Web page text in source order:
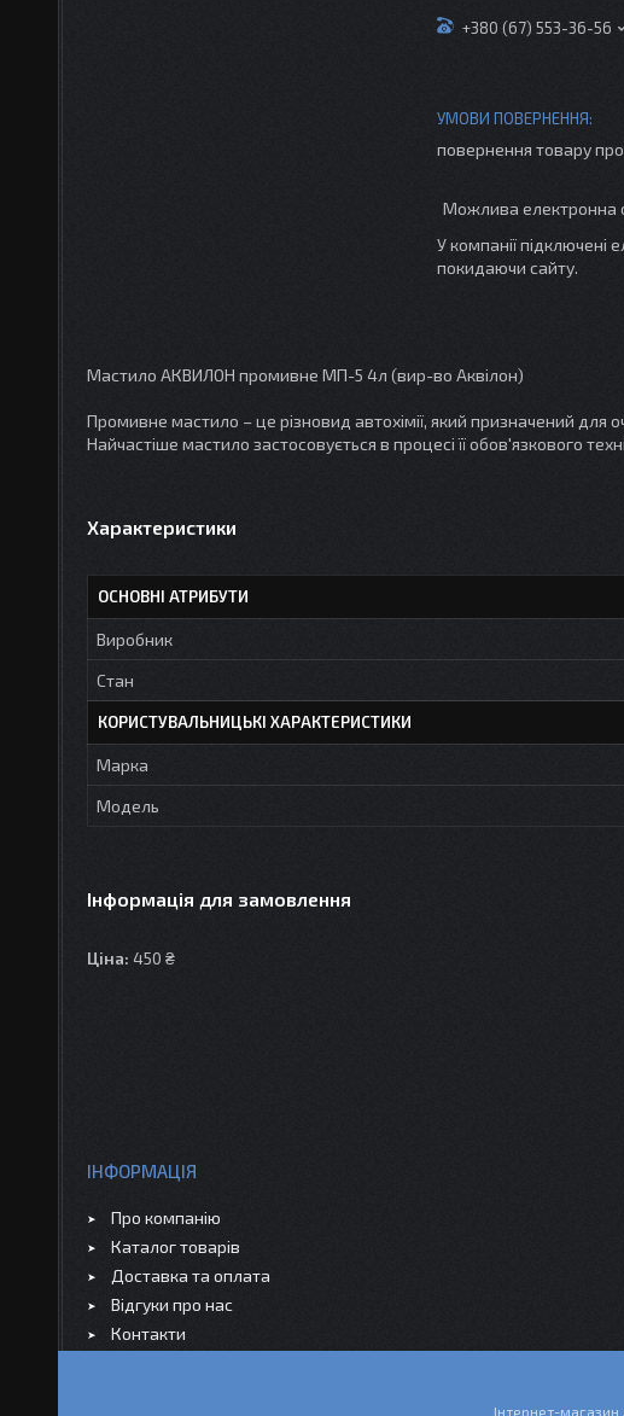
+380 (67) 553-36-56
повернення товару
У компанії підключені
покидаючи сайту.
Мастило АКВИЛОН промивне МП-5 4л (вир-во Аквілон)
Промивне мастило – це різновид автохімії, який призначений
Найчастіше мастило застосовується в процесі її обов'язкового
Характеристики
ОСНОВНІ АТРИБУТИ
Виробник
Стан
КОРИСТУВАЛЬНИЦЬКІ ХАРАКТЕРИСТИКИ
Марка
Мoдель
Інформація для замовлення
Ціна: 450 ₴
ІНФОРМАЦІЯ
Про компанію
Каталог товарів
Доставка та оплата
Відгуки про нас
Контакти